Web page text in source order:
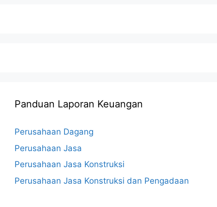
Panduan Laporan Keuangan
Perusahaan Dagang
Perusahaan Jasa
Perusahaan Jasa Konstruksi
Perusahaan Jasa Konstruksi dan Pengadaan